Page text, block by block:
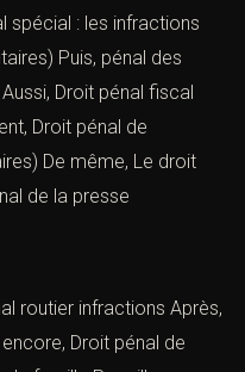
spécial : les infractions
Puis, pénal des
Droit pénal fiscal
Droit pénal de
De même, Le droit
de la presse
routier infractions Après,
Droit pénal de